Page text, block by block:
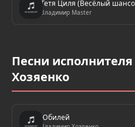
Тетя Циля (Весёлый
Владимир Master
Песни
Хозяенко
Юбилей